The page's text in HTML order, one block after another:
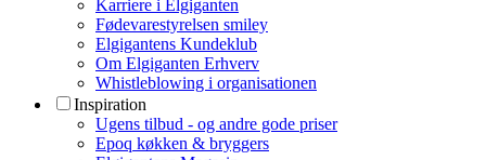
Karriere i Elgiganten
Fødevarestyrelsen smiley
Elgigantens Kundeklub
Om Elgiganten Erhverv
Whistleblowing i organisationen
Inspiration
Ugens tilbud - og andre gode priser
Epoq køkken & bryggers